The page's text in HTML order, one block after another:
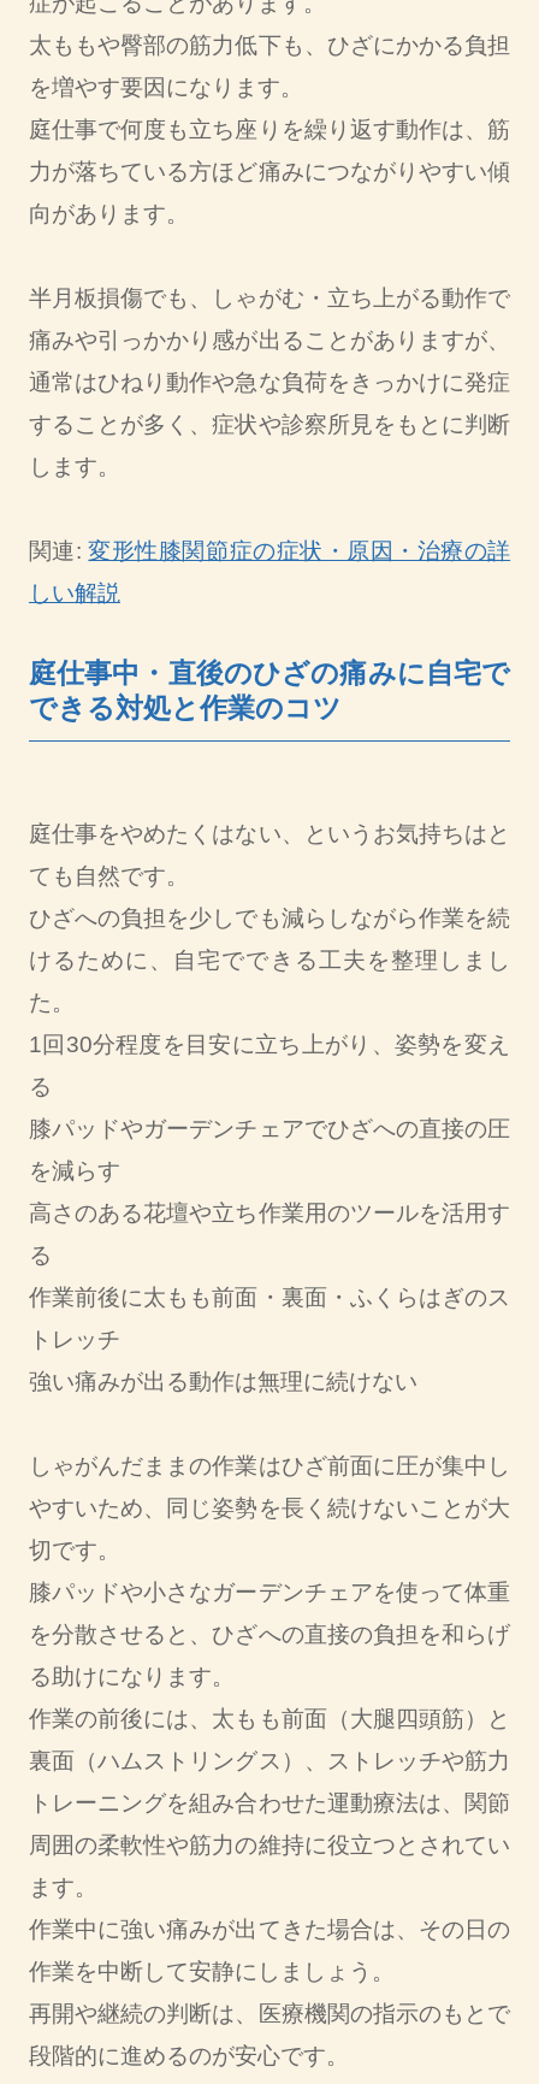
太ももや臀部の筋力低下も、ひざにかかる負担
を増やす要因になります。
庭仕事で何度も立ち座りを繰り返す動作は、筋
力が落ちている方ほど痛みにつながりやすい傾
向があります。
半月板損傷でも、しゃがむ・立ち上がる動作で
痛みや引っかかり感が出ることがありますが、
通常はひねり動作や急な負荷をきっかけに発症
することが多く、症状や診察所見をもとに判断
します。
関連:変形性膝関節症の症状・原因・治療の詳
しい解説
庭仕事中・直後のひざの痛みに自宅で
できる対処と作業のコツ
庭仕事をやめたくはない、というお気持ちはと
ても自然です。
ひざへの負担を少しでも減らしながら作業を続
けるために、自宅でできる工夫を整理しまし
た。
1回30分程度を目安に立ち上がり、姿勢を変え
る
膝パッドやガーデンチェアでひざへの直接の圧
を減らす
高さのある花壇や立ち作業用のツールを活用す
る
作業前後に太もも前面・裏面・ふくらはぎのス
トレッチ
強い痛みが出る動作は無理に続けない
しゃがんだままの作業はひざ前面に圧が集中し
やすいため、同じ姿勢を長く続けないことが大
切です。
膝パッドや小さなガーデンチェアを使って体重
を分散させると、ひざへの直接の負担を和らげ
る助けになります。
作業の前後には、太もも前面（大腿四頭筋）と
裏面（ハムストリングス）、ストレッチや筋力
トレーニングを組み合わせた運動療法は、関節
周囲の柔軟性や筋力の維持に役立つとされてい
ます。
作業中に強い痛みが出てきた場合は、その日の
作業を中断して安静にしましょう。
再開や継続の判断は、医療機関の指示のもとで
段階的に進めるのが安心です。